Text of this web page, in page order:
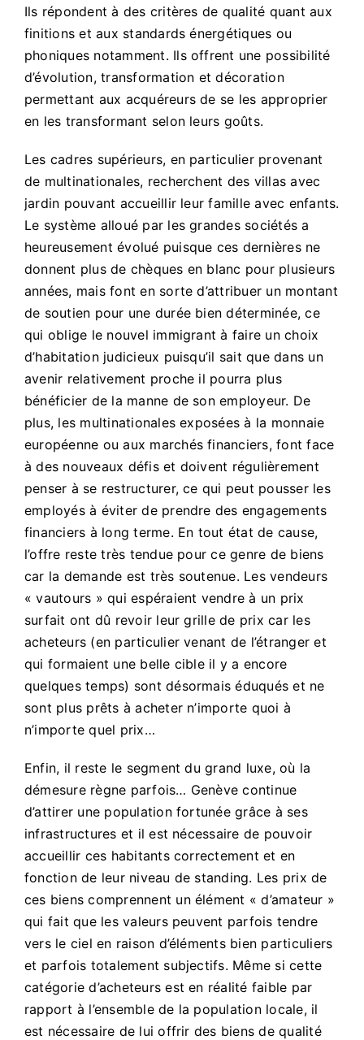
Ils répondent à des critères de qualité quant aux
finitions et aux standards énergétiques ou
phoniques notamment. Ils offrent une possibilité
d’évolution, transformation et décoration
permettant aux acquéreurs de se les approprier
en les transformant selon leurs goûts.
Les cadres supérieurs, en particulier provenant
de multinationales, recherchent des villas avec
jardin pouvant accueillir leur famille avec enfants.
Le système alloué par les grandes sociétés a
heureusement évolué puisque ces dernières ne
donnent plus de chèques en blanc pour plusieurs
années, mais font en sorte d’attribuer un montant
de soutien pour une durée bien déterminée, ce
qui oblige le nouvel immigrant à faire un choix
d’habitation judicieux puisqu’il sait que dans un
avenir relativement proche il pourra plus
bénéficier de la manne de son employeur. De
plus, les multinationales exposées à la monnaie
européenne ou aux marchés financiers, font face
à des nouveaux défis et doivent régulièrement
penser à se restructurer, ce qui peut pousser les
employés à éviter de prendre des engagements
financiers à long terme. En tout état de cause,
l’offre reste très tendue pour ce genre de biens
car la demande est très soutenue. Les vendeurs
« vautours » qui espéraient vendre à un prix
surfait ont dû revoir leur grille de prix car les
acheteurs (en particulier venant de l’étranger et
qui formaient une belle cible il y a encore
quelques temps) sont désormais éduqués et ne
sont plus prêts à acheter n’importe quoi à
n’importe quel prix…
Enfin, il reste le segment du grand luxe, où la
démesure règne parfois… Genève continue
d’attirer une population fortunée grâce à ses
infrastructures et il est nécessaire de pouvoir
accueillir ces habitants correctement et en
fonction de leur niveau de standing. Les prix de
ces biens comprennent un élément « d’amateur »
qui fait que les valeurs peuvent parfois tendre
vers le ciel en raison d’éléments bien particuliers
et parfois totalement subjectifs. Même si cette
catégorie d’acheteurs est en réalité faible par
rapport à l’ensemble de la population locale, il
est nécessaire de lui offrir des biens de qualité